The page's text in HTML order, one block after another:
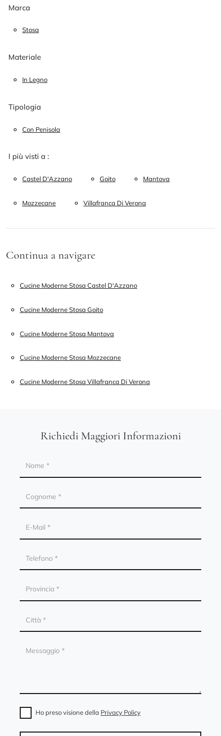
Marca
Stosa
Materiale
In Legno
Tipologia
Con Penisola
I più visti a :
Castel D'Azzano Goito Mantova
Mozzecane Villafranca Di Verona
Continua a navigare
Cucine Moderne Stosa Castel D'Azzano
Cucine Moderne Stosa Goito
Cucine Moderne Stosa Mantova
Cucine Moderne Stosa Mozzecane
Cucine Moderne Stosa Villafranca Di Verona
Richiedi Maggiori Informazioni
Ho preso visione della Privacy Policy